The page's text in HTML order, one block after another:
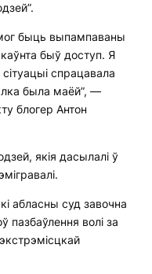
быць выпампаваны
быў доступ. Я
спрацавала
была маёй”, —
блогер Антон
якія дасылалі ў
абласны суд завочна
пазбаўлення волі за